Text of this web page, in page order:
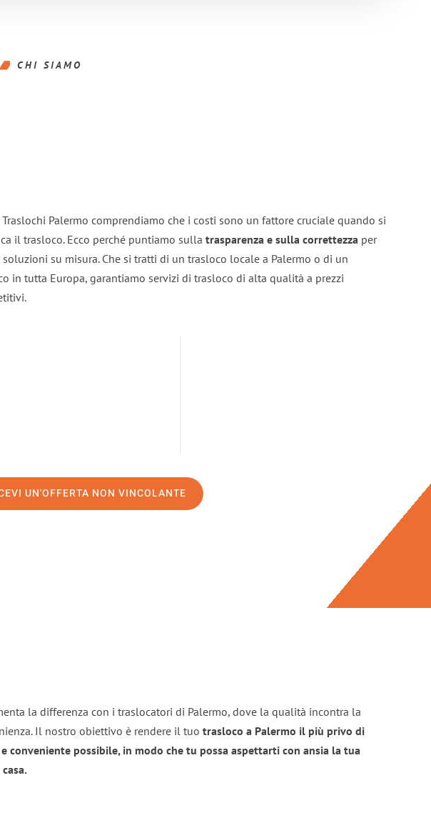
CHI SIAMO
Palermo comprendiamo che i costi sono un fattore cruciale quando si
il trasloco. Ecco perché puntiamo sulla trasparenza e sulla correttezza per
su misura. Che si tratti di un trasloco locale a Palermo o di un
in tutta Europa, garantiamo servizi di trasloco di alta qualità a prezzi
UN'OFFERTA NON VINCOLANTE
la differenza con i traslocatori di Palermo, dove la qualità incontra la
Il nostro obiettivo è rendere il tuo trasloco a Palermo il più privo di
conveniente possibile, in modo che tu possa aspettarti con ansia la tua